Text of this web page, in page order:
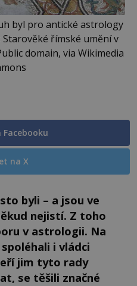
byl pro antické astrology
římské umění v
domain, via Wikimedia
Facebooku
na X
byli – a jsou ve
nejistí. Z toho
v astrologii. Na
i vládci
jim tyto rady
se těšili značné